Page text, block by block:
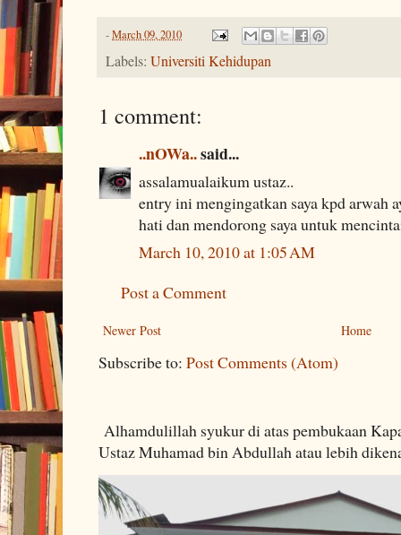
-March 09, 2010
Labels: Universiti Kehidupan
1 comment:
..nOWa..said...
assalamualaikum ustaz..
entry ini mengingatkan saya kpd arwah
hati dan mendorong saya untuk
March 10, 2010 at 1:05 AM
Post a Comment
Newer Post Home
Subscribe to: Post Comments (Atom)
Alhamdulillah syukur di atas pembukaan
Ustaz Muhamad bin Abdullah atau lebih